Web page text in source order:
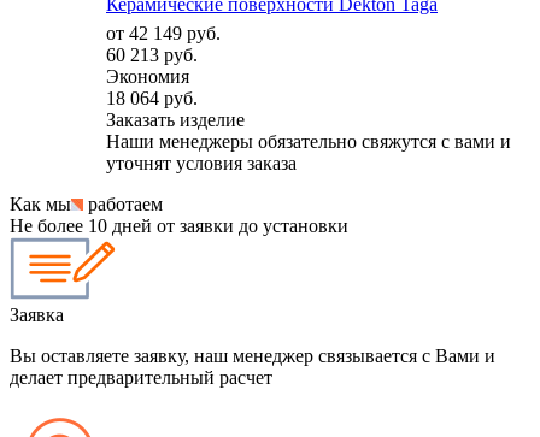
от 42 149 руб.
60 213 руб.
Экономия
18 064 руб.
Заказать изделие
Наши менеджеры обязательно свяжутся с вами и
уточнят условия заказа
Как мы
работаем
Не более 10 дней от заявки до установки
Заявка
Вы оставляете заявку, наш менеджер связывается с Вами и
делает предварительный расчет